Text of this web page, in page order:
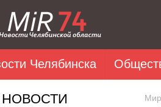
Челябинска